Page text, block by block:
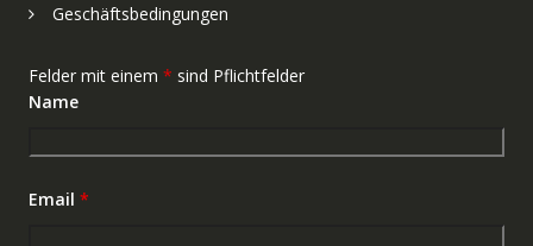
Geschäftsbedingungen
Felder mit einem * sind Pflichtfelder
Name
Email *